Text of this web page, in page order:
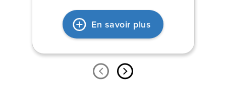
En savoir plus